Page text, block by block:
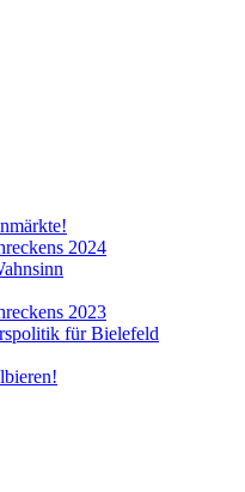
2024
2023
für Bielefeld​​